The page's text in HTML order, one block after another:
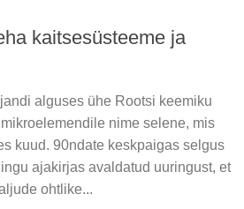
kaitsesüsteeme ja
alguses ühe Rootsi keemiku
nime selene, mis
kuud. 90ndate keskpaigas selgus
ajakirjas avaldatud uuringust, et
ohtlike...